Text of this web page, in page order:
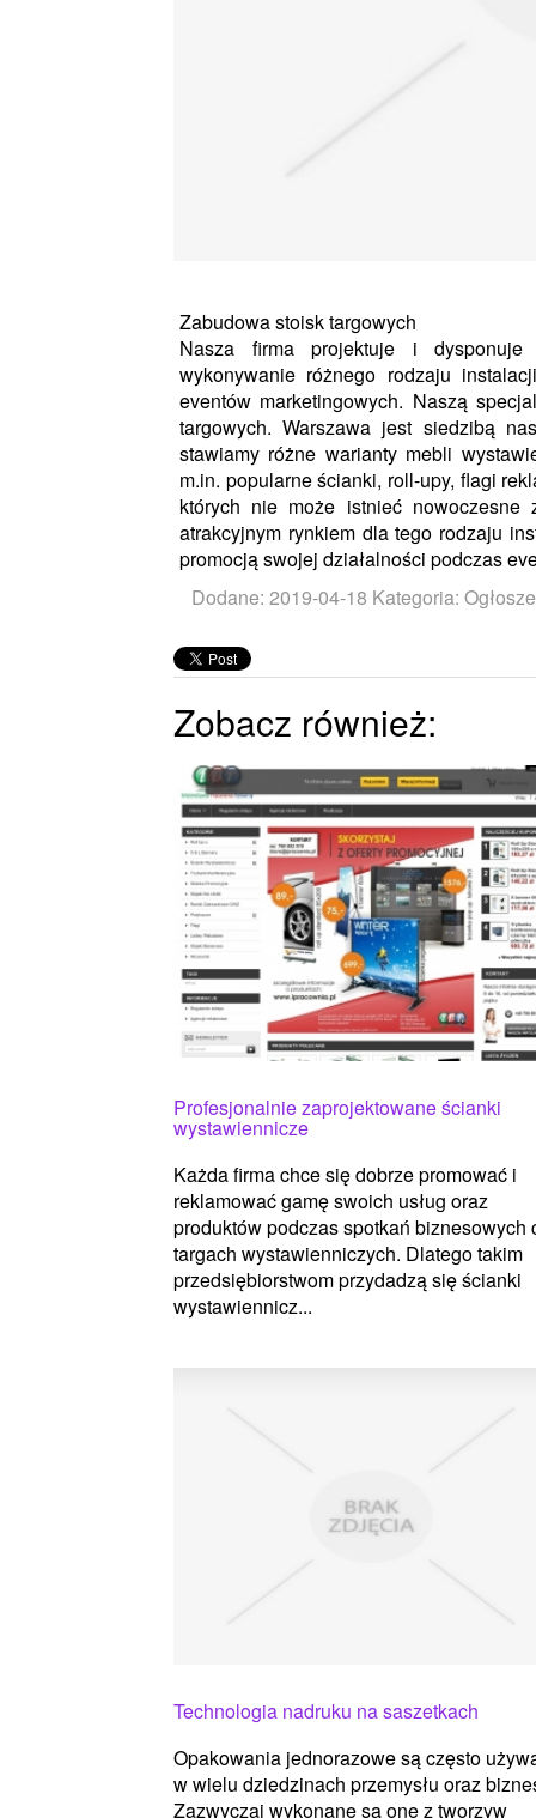
Zabudowa stoisk targowych
Nasza firma projektuje i dysponuje
wykonywanie różnego rodzaju
eventów marketingowych. Naszą
targowych. Warszawa jest siedzibą
stawiamy różne warianty mebli
m.in. popularne ścianki, roll-upy, flagi
których nie może istnieć nowoczesne
atrakcyjnym rynkiem dla tego rodzaju
promocją swojej działalności podczas
Dodane: 2019-04-18 Kategoria:
Zobacz również:
Profesjonalnie zaprojektowane ścianki
wystawiennicze
Każda firma chce się dobrze promować i
reklamować gamę swoich usług oraz
produktów podczas spotkań biznesowych
targach wystawienniczych. Dlatego takim
przedsiębiorstwom przydadzą się ścianki
wystawiennicz...
Technologia nadruku na saszetkach
Opakowania jednorazowe są często
w wielu dziedzinach przemysłu oraz
Zazwyczaj wykonane są one z tworzyw